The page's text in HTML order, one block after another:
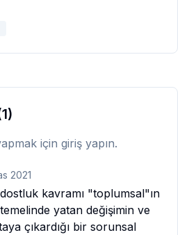
için giriş yapın.
2021
kavramı "toplumsal"ın
yatan değişimin ve
çıkardığı bir sorunsal